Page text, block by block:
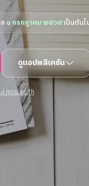
๑ กรกฎาคม ๒๕๖๙เป็นต้นไ
ดูแอปพลิเคชัน